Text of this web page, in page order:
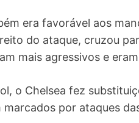
era favorável aos
do ataque, cruzou
mais agressivos e
o Chelsea fez
por ataques